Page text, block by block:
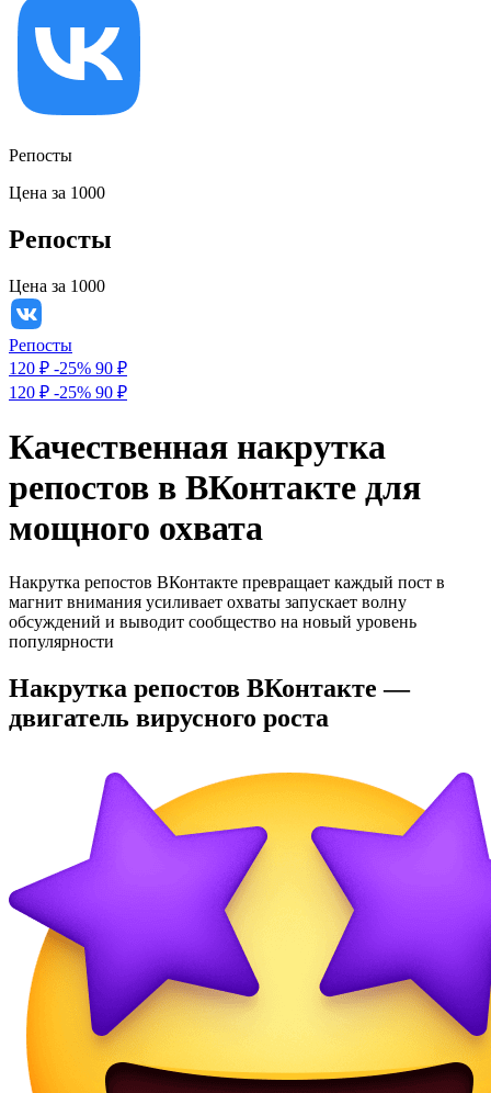
Репосты
Цена за 1000
Репосты
Цена за 1000
Репосты
120 ₽ -25% 90 ₽
120 ₽ -25% 90 ₽
Качественная накрутка
репостов в ВКонтакте для
мощного охвата
Накрутка репостов ВКонтакте превращает каждый пост в
магнит внимания усиливает охваты запускает волну
обсуждений и выводит сообщество на новый уровень
популярности
Накрутка репостов ВКонтакте —
двигатель вирусного роста